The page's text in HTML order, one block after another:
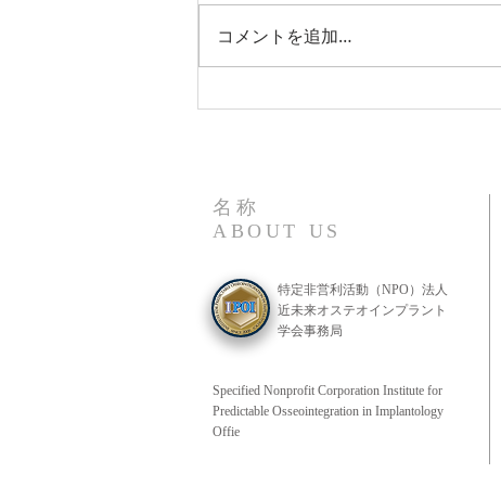
コメントを追加…
名称
ABOUT US
特定非営利活動（NPO）法人
近未来オステオインプラント
学会事務局
Specified Nonprofit Corporation Institute for
Predictable Osseointegration in Implantology
Offie